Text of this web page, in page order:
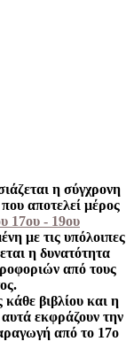
η σύγχρονη
που αποτελεί μέρος
17ου - 19ου
με τις υπόλοιπες
η δυνατότητα
από τους
βιβλίου και η
εκφράζουν την
από το 17ο